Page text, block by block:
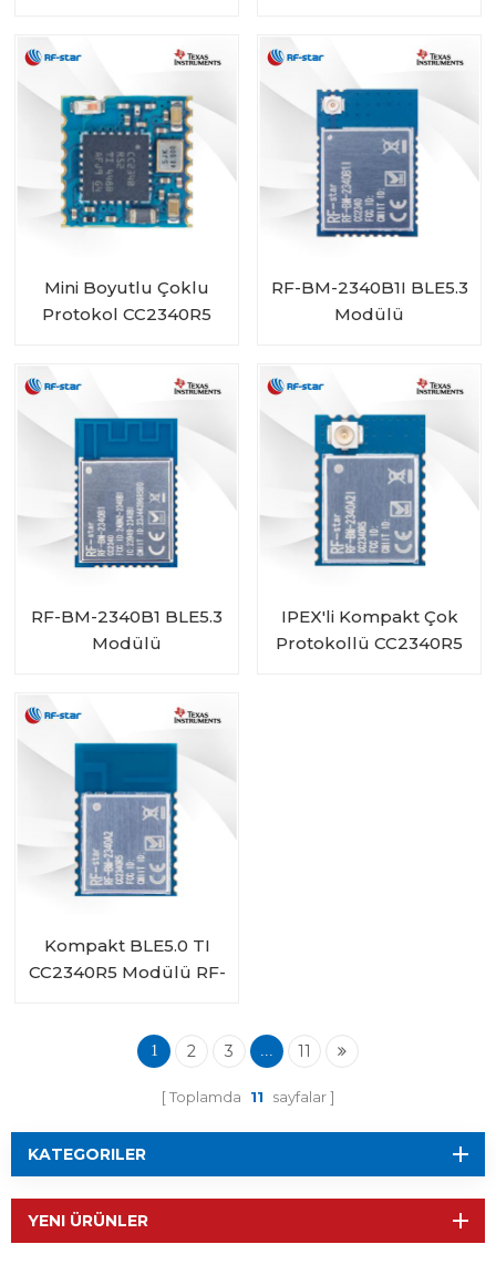
Mini Boyutlu Çoklu
Protokol CC2340R5
RF-BM-2340B1I BLE5.3
Modülü
RF-BM-2340B1 BLE5.3
Modülü
IPEX'li Kompakt Çok
Protokollü CC2340R5
Kompakt BLE5.0 TI
CC2340R5 Modülü RF-
1 2 3 ... 11
Toplamda 11 sayfalar
KATEGORILER
YENI ÜRÜNLER